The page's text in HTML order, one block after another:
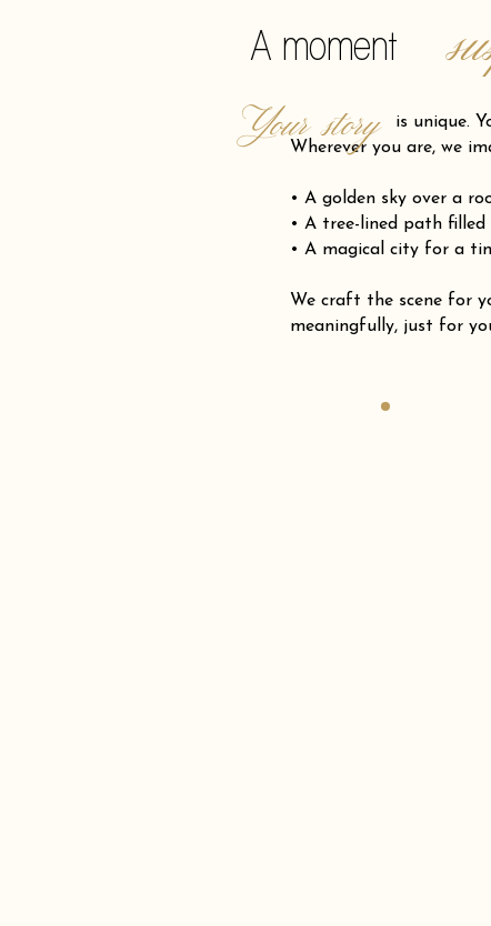
A moment
is unique. Your
Wherever you are, we
• A golden sky over a
• A tree-lined path
• A magical city for a
We craft the scene
meaningfully, just for
Your story